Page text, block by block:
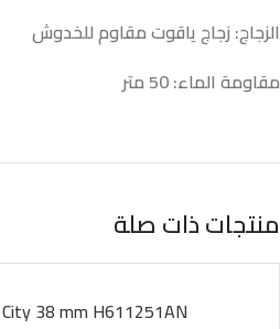
الزجاج: زجاج ياقوت مقاوم للخدوش
مقاومة الماء: 50 متر
منتجات ذات صلة
City 38 mm H611251AN